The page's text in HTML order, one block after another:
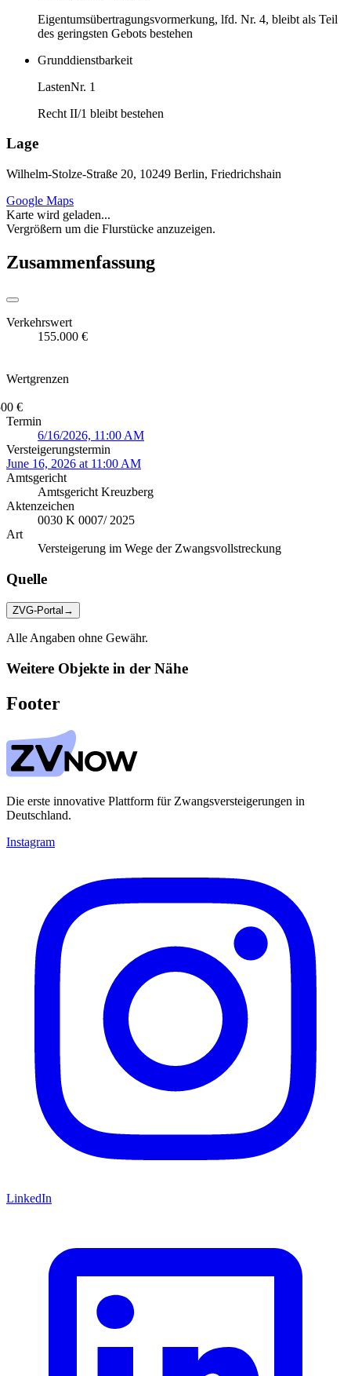
Eigentumsübertragungsvormerkung, lfd. Nr. 4, bleibt als Teil
des geringsten Gebots bestehen
Grunddienstbarkeit
LastenNr. 1
Recht II/1 bleibt bestehen
Lage
Wilhelm-Stolze-Straße 20, 10249 Berlin, Friedrichshain
Google Maps
Karte wird geladen...
Vergrößern um die Flurstücke anzuzeigen.
Zusammenfassung
Verkehrswert
155.000 €
Wertgrenzen
€
Termin
6/16/2026, 11:00 AM
Versteigerungstermin
June 16, 2026 at 11:00 AM
Amtsgericht
Amtsgericht Kreuzberg
Aktenzeichen
0030 K 0007/ 2025
Art
Versteigerung im Wege der Zwangsvollstreckung
Quelle
ZVG-Portal →
Alle Angaben ohne Gewähr.
Weitere Objekte in der Nähe
Footer
Die erste innovative Plattform für Zwangsversteigerungen in
Deutschland.
Instagram
LinkedIn